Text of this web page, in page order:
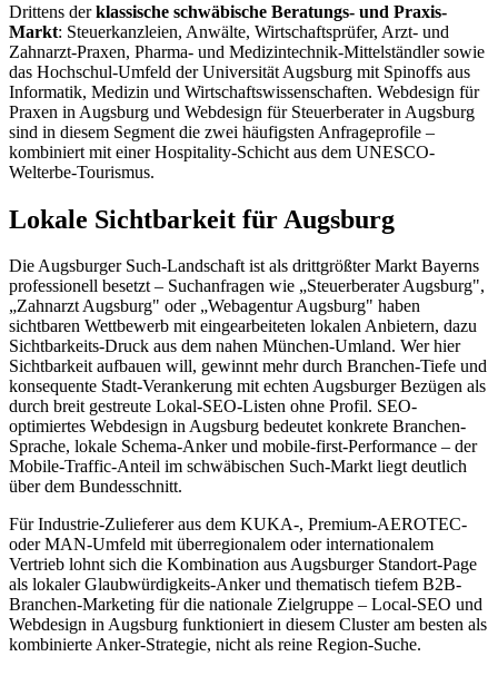
Drittens derklassische schwäbische Beratungs- und Praxis-
Markt: Steuerkanzleien, Anwälte, Wirtschaftsprüfer, Arzt- und
Zahnarzt-Praxen, Pharma- und Medizintechnik-Mittelständler sowie
das Hochschul-Umfeld der Universität Augsburg mit Spinoffs aus
Informatik, Medizin und Wirtschaftswissenschaften. Webdesign für
Praxen in Augsburg und Webdesign für Steuerberater in Augsburg
sind in diesem Segment die zwei häufigsten Anfrageprofile –
kombiniert mit einer Hospitality-Schicht aus dem UNESCO-
Welterbe-Tourismus.
Lokale Sichtbarkeit für Augsburg
Die Augsburger Such-Landschaft ist als drittgrößter Markt Bayerns
professionell besetzt – Suchanfragen wie „Steuerberater Augsburg",
„Zahnarzt Augsburg" oder „Webagentur Augsburg" haben
sichtbaren Wettbewerb mit eingearbeiteten lokalen Anbietern, dazu
Sichtbarkeits-Druck aus dem nahen München-Umland. Wer hier
Sichtbarkeit aufbauen will, gewinnt mehr durch Branchen-Tiefe und
konsequente Stadt-Verankerung mit echten Augsburger Bezügen als
durch breit gestreute Lokal-SEO-Listen ohne Profil. SEO-
optimiertes Webdesign in Augsburg bedeutet konkrete Branchen-
Sprache, lokale Schema-Anker und mobile-first-Performance – der
Mobile-Traffic-Anteil im schwäbischen Such-Markt liegt deutlich
über dem Bundesschnitt.
Für Industrie-Zulieferer aus dem KUKA-, Premium-AEROTEC-
oder MAN-Umfeld mit überregionalem oder internationalem
Vertrieb lohnt sich die Kombination aus Augsburger Standort-Page
als lokaler Glaubwürdigkeits-Anker und thematisch tiefem B2B-
Branchen-Marketing für die nationale Zielgruppe – Local-SEO und
Webdesign in Augsburg funktioniert in diesem Cluster am besten als
kombinierte Anker-Strategie, nicht als reine Region-Suche.